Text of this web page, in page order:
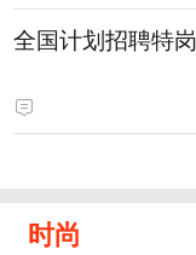
全国计划招聘特
时尚